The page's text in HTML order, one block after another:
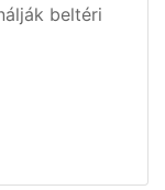
beltéri